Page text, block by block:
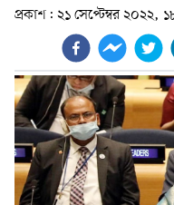
প্রকাশ: ২১ সেপ্টেম্বর ২০২২,